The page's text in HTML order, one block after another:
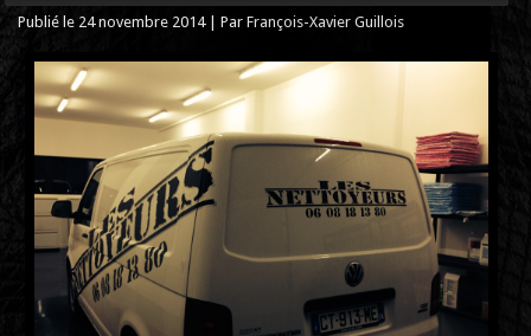
Publié le 24 novembre 2014|Par François-Xavier Guillois